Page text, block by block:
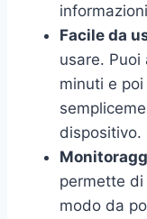
Facile da
usare.
minuti e
dispositivo.
permette
modo da